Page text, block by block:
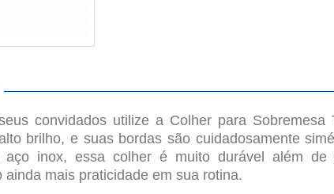
convidados utilize a Colher para Sobremesa
brilho, e suas bordas são cuidadosamente
aço inox, essa colher é muito durável além de
mais praticidade em sua rotina.